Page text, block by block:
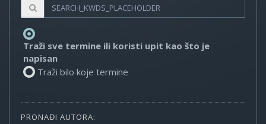
Traži sve termine ili koristi upit kao što je
napisan
Traži bilo koje termine
PRONAĐI AUTORA: